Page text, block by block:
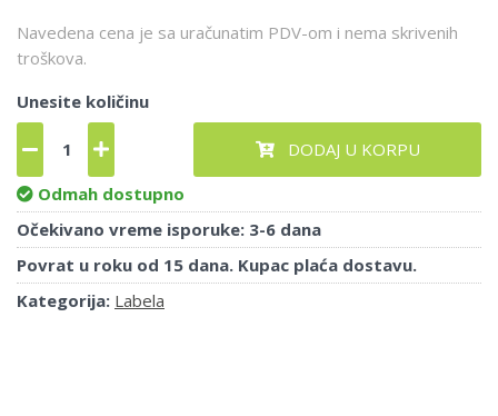
Navedena cena je sa uračunatim PDV-om i nema skrivenih
troškova.
Unesite količinu
DODAJ U KORPU
Odmah dostupno
Očekivano vreme isporuke: 3-6 dana
Povrat u roku od 15 dana. Kupac plaća dostavu.
Kategorija: Labela